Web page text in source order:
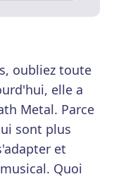
oubliez toute
elle a
Metal. Parce
sont plus
et
Quoi